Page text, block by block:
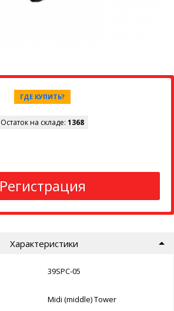
ГДЕ КУПИТЬ?
Остаток на складе: 1368
Регистрация
Характеристики
39SPC-05
Midi (middle) Tower